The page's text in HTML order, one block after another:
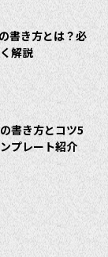
書き方とは？必
解説
書き方とコツ5
プレート紹介